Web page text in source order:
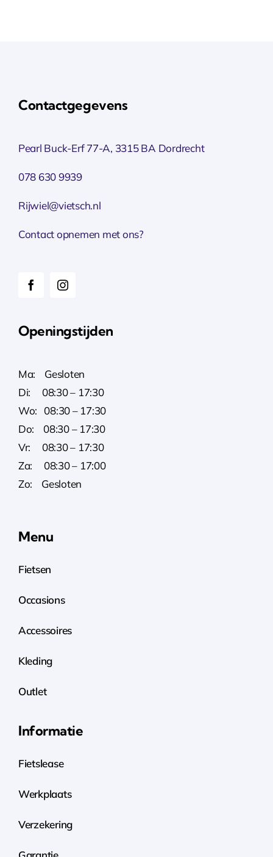
Contactgegevens
Pearl Buck-Erf 77-A, 3315 BA Dordrecht
078 630 9939
Rijwiel@vietsch.nl
Contact opnemen met ons?
Openingstijden
Ma: Gesloten
Di: 08:30 – 17:30
Wo: 08:30 – 17:30
Do: 08:30 – 17:30
Vr: 08:30 – 17:30
Za: 08:30 – 17:00
Zo: Gesloten
Menu
Fietsen
Occasions
Accessoires
Kleding
Outlet
Informatie
Fietslease
Werkplaats
Verzekering